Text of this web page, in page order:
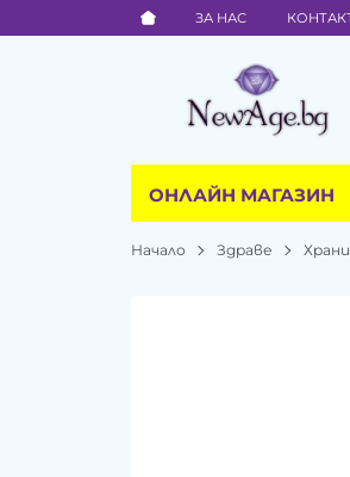
ЗА НАС
ОНЛАЙН МАГАЗИН
Начало Здраве